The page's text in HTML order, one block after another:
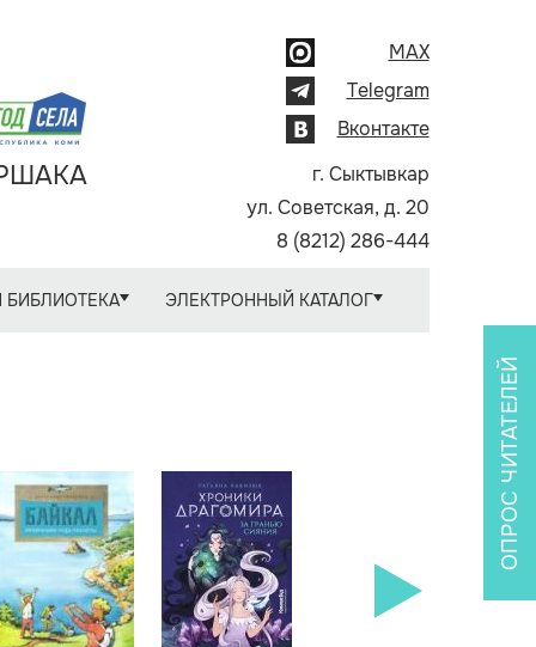
MAX
Telegram
Вконтакте
г. Сыктывкар
ул. Советская, д. 20
8 (8212) 286-444
БИБЛИОТЕКА ЭЛЕКТРОННЫЙ КАТАЛОГ
ОПРОС ЧИТАТЕЛЕЙ